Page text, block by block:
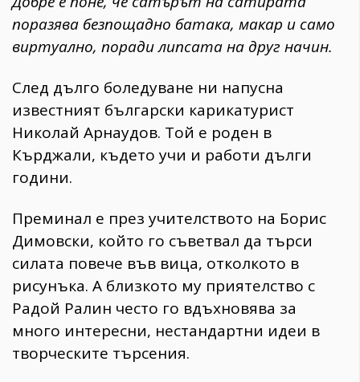
поразява безпощадно батака, макар и само
виртуално, поради липсата на друг начин.
След дълго боледуване ни напусна
известният български карикатурист
Николай Арнаудов. Той е роден в
Кърджали, където учи и работи дълги
години.
Преминал е през учителството на Борис
Димовски, който го съветвал да търси
силата повече във вица, отколкото в
рисунъка. А близкото му приятелство с
Радой Ралин често го вдъхновява за
много интересни, нестандартни идеи в
творческите търсения.